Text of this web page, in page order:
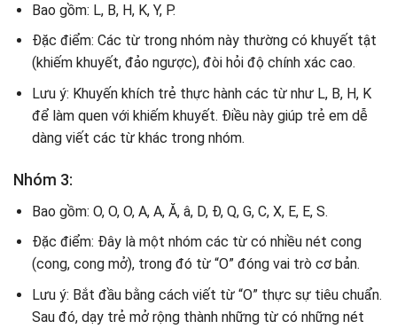
Bao gồm: L, B, H, K, Y, P.
Đặc điểm: Các từ trong nhóm này thường có khuyết tật
(khiếm khuyết, đảo ngược), đòi hỏi độ chính xác cao.
Lưu ý: Khuyến khích trẻ thực hành các từ như L, B, H, K
để làm quen với khiếm khuyết. Điều này giúp trẻ em dễ
dàng viết các từ khác trong nhóm.
Nhóm 3:
Bao gồm: O, O, O, A, A, Ă, â, D, Đ, Q, G, C, X, E, E, S.
Đặc điểm: Đây là một nhóm các từ có nhiều nét cong
(cong, cong mở), trong đó từ “O” đóng vai trò cơ bản.
Lưu ý: Bắt đầu bằng cách viết từ “O” thực sự tiêu chuẩn.
Sau đó, dạy trẻ mở rộng thành những từ có những nét